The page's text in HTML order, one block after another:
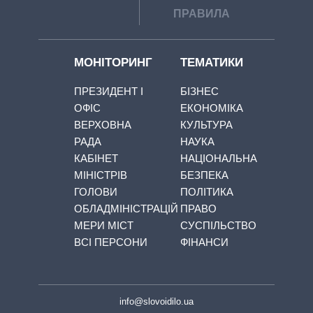
ПРАВИЛА
МОНІТОРИНГ
ПРЕЗИДЕНТ І
ОФІС
ВЕРХОВНА
РАДА
КАБІНЕТ
МІНІСТРІВ
ГОЛОВИ
ОБЛАДМІНІСТРАЦІЙ
МЕРИ МІСТ
ВСІ ПЕРСОНИ
ТЕМАТИКИ
БІЗНЕС
ЕКОНОМІКА
КУЛЬТУРА
НАУКА
НАЦІОНАЛЬНА
БЕЗПЕКА
ПОЛІТИКА
ПРАВО
СУСПІЛЬСТВО
ФІНАНСИ
info@slovoidilo.ua